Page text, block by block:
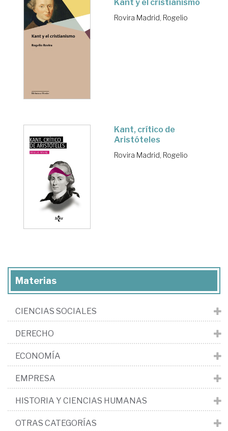
Kant y el cristianismo
Rovira Madrid, Rogelio
Kant, crítico de
Aristóteles
Rovira Madrid, Rogelio
Materias
CIENCIAS SOCIALES
DERECHO
ECONOMÍA
EMPRESA
HISTORIA Y CIENCIAS HUMANAS
OTRAS CATEGORÍAS